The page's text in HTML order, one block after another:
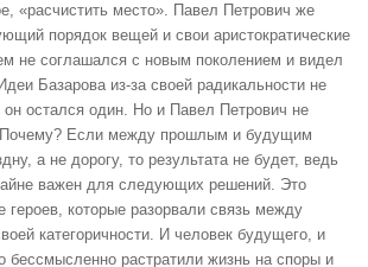
«расчистить место». Павел Петрович же
порядок вещей и свои аристократические
не соглашался с новым поколением и видел
Базарова из-за своей радикальности не
остался один. Но и Павел Петрович не
Почему? Если между прошлым и будущим
а не дорогу, то результата не будет, ведь
важен для следующих решений. Это
героев, которые разорвали связь между
категоричности. И человек будущего, и
бессмысленно растратили жизнь на споры и